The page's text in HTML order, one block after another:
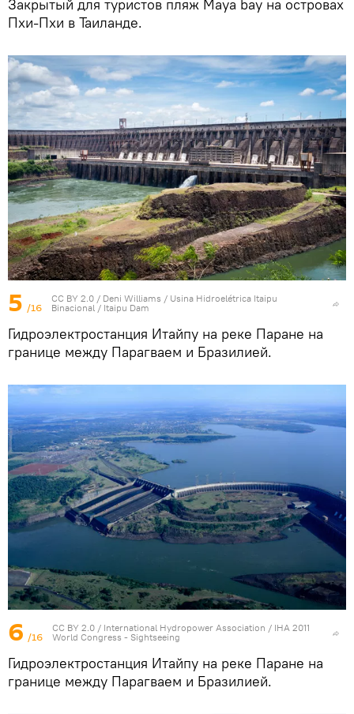
Закрытый для туристов пляж Maya bay на островах
Пхи-Пхи в Таиланде.
5 /16
CC BY 2.0 / Deni Williams / Usina Hidroelétrica Itaipu
Binacional / Itaipu Dam
Гидроэлектростанция Итайпу на реке Паране на
границе между Парагваем и Бразилией.
6 /16
CC BY 2.0 / International Hydropower Association / IHA 2011
World Congress - Sightseeing
Гидроэлектростанция Итайпу на реке Паране на
границе между Парагваем и Бразилией.